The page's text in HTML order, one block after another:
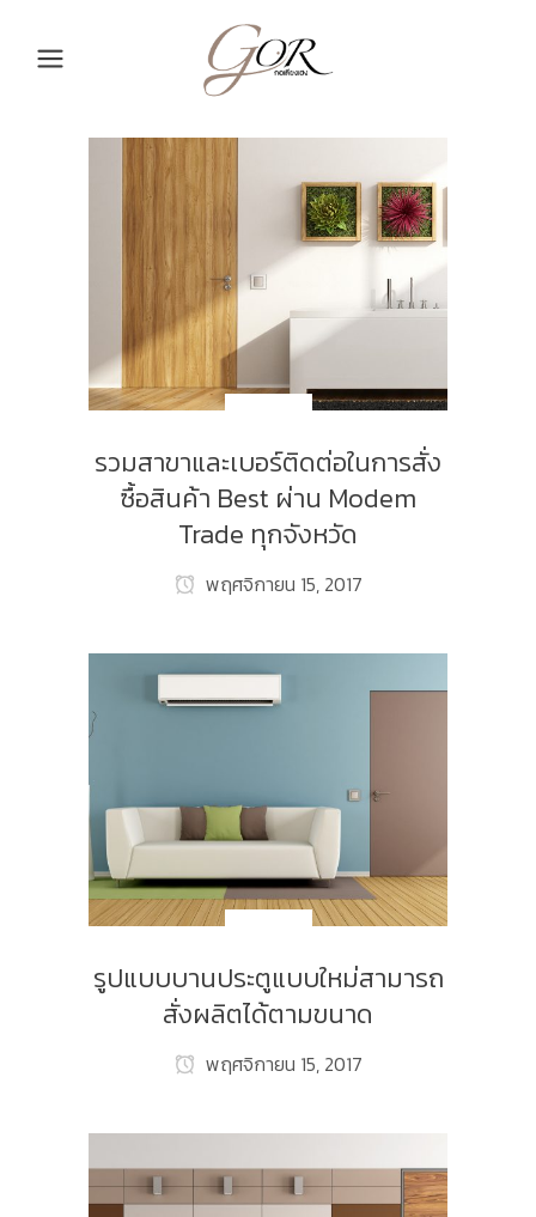
รวมสาขาและเบอร์ติดต่อในการสั่ง
ซื้อสินค้า Best ผ่าน Modem
Trade ทุกจังหวัด
พฤศจิกายน 15, 2017
รูปแบบบานประตูแบบใหม่สามารถ
สั่งผลิตได้ตามขนาด
พฤศจิกายน 15, 2017